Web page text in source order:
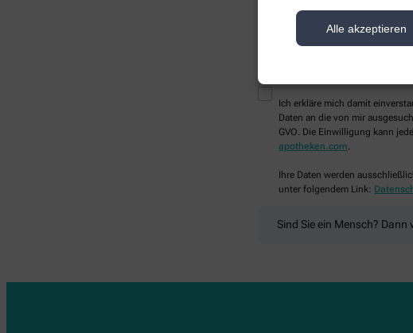
Alle akzeptieren
Ich erkläre mich damit
Daten an die von mir
GVO. Die Einwilligung kann
apotheken.com.
Ihre Daten werden
unter folgendem Link:
Sind Sie ein Mensch? Dann